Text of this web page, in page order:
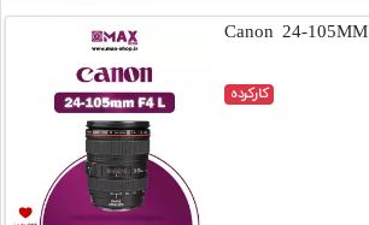
لنز حرفه ای کانن | Canon 24-105MM
کارکرده